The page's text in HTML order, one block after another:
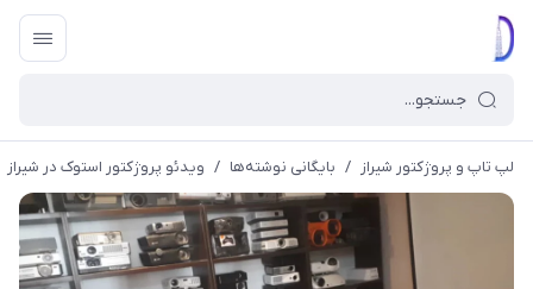
لپ تاپ و پروژکتور شیراز / بایگانی نوشته‌ها / ویدئو پروژکتور استوک در شیراز